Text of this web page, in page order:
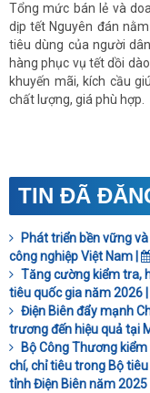
Tổng mức bán lẻ và
dịp tết Nguyên đán
tiêu dùng của người
hàng phục vụ tết dồi
khuyến mãi, kích cầu
chất lượng, giá phù hợp.
TIN ĐÃ
Phát triển bền vững
công nghiệp Việt Nam |
Tăng cường kiểm tra,
tiêu quốc gia năm 2026 |
Điện Biên đẩy mạnh
trương đến hiệu quả tại
Bộ Công Thương
chí, chỉ tiêu trong Bộ
tỉnh Điện Biên năm 2025 |